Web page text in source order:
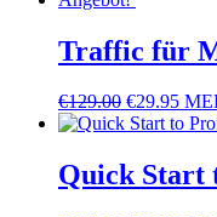
Traffic für
€129.00 €29.95
Quick Start